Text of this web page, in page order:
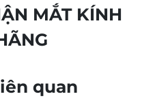
MẮT KÍNH
quan